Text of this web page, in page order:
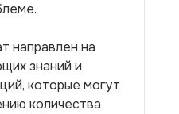
направлен на
знаний и
которые могут
количества